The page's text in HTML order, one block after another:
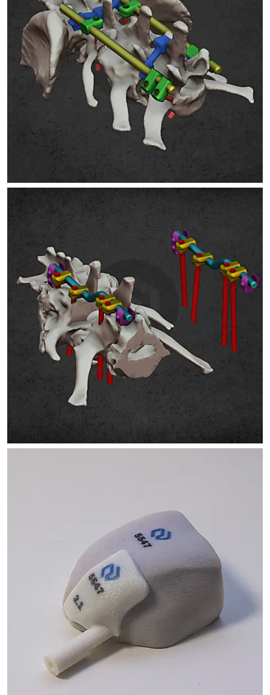
FÚRÓVEZETŐK GERINCMŰTÉTHEZ
SPONDILÓZIS
VENTRIKULO-PERITONEÁLIS SÖNT
BEHELYEZÉSE